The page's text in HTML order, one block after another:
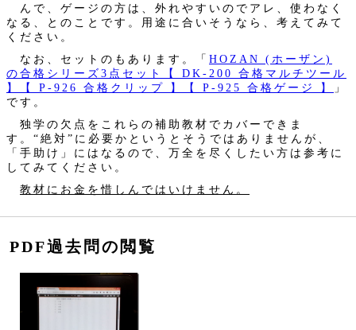
んで、ゲージの方は、外れやすいのでアレ、使わなく
なる、とのことです。用途に合いそうなら、考えてみて
ください。
なお、セットのもあります。「 HOZAN (ホーザン)
の合格シリーズ3点セット【 DK-200 合格マルチツール
】【 P-926 合格クリップ 】【 P-925 合格ゲージ 】
」
です。
独学の欠点をこれらの補助教材でカバーできま
す。“絶対”に必要かというとそうではありませんが、
「手助け」にはなるので、万全を尽くしたい方は参考に
してみてください。
教材にお金を惜しんではいけません。
PDF過去問の閲覧